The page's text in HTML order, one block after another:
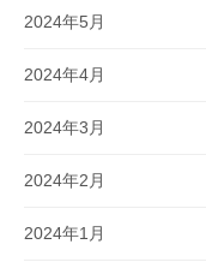
2024年5月
2024年4月
2024年3月
2024年2月
2024年1月